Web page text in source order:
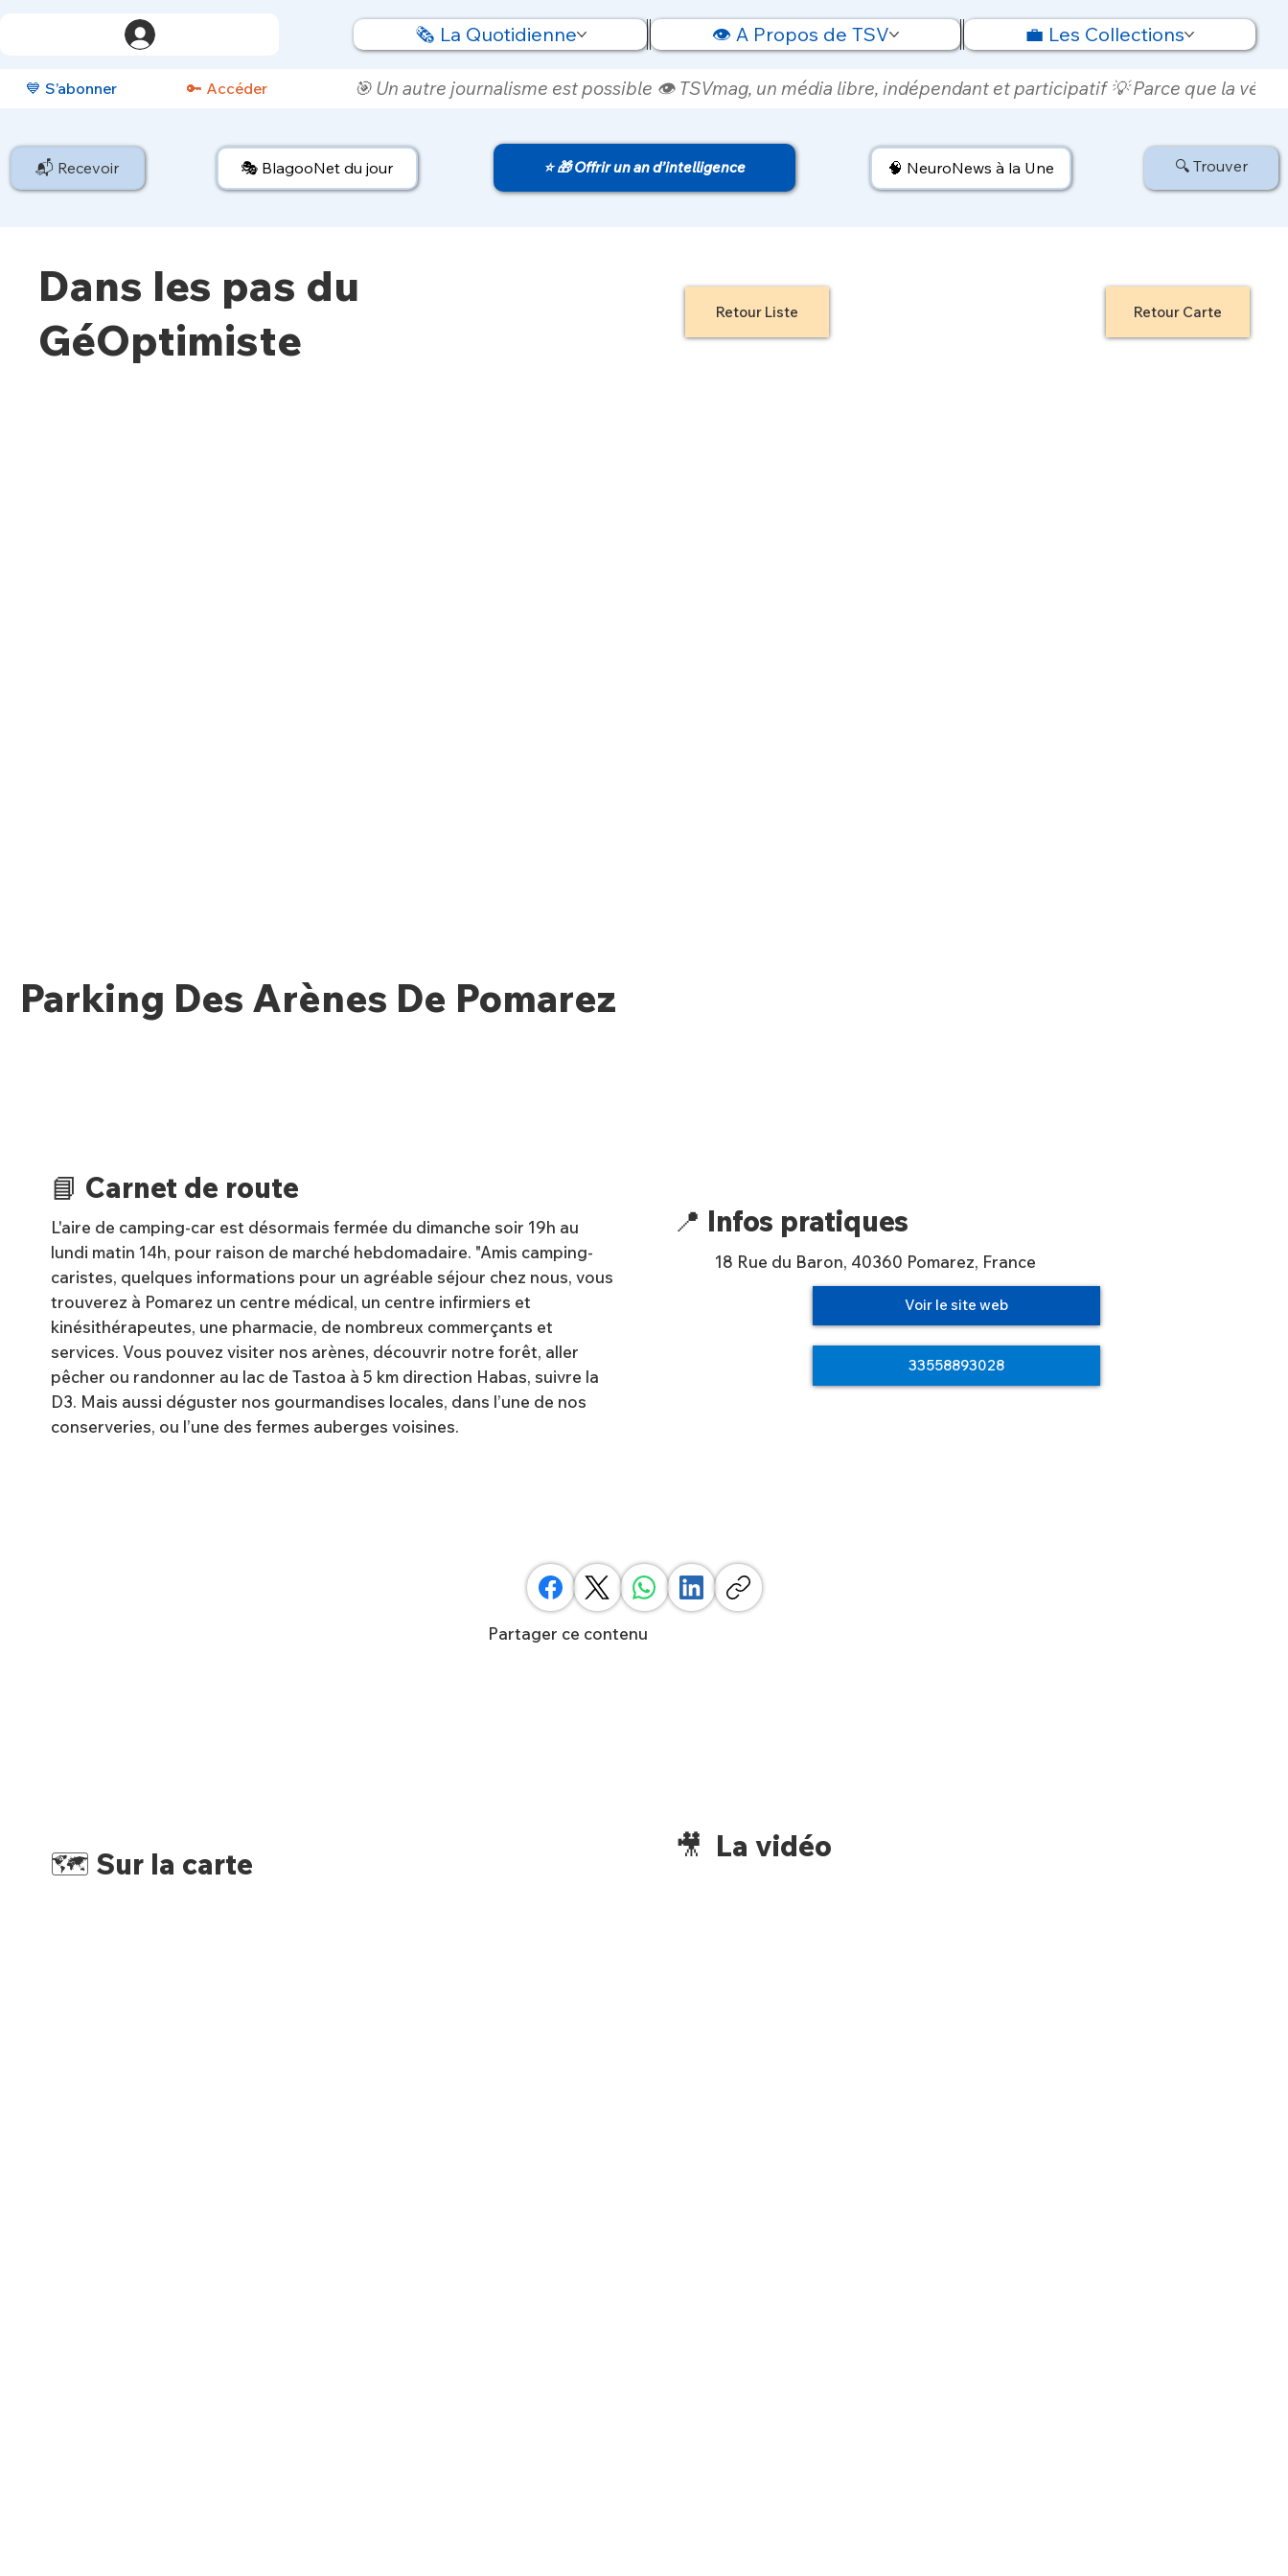
🗞️ La Quotidienne 👁️ A Propos de TSV 💼 Les Collections
💙 S’abonner 🔑 Accéder 🎯 Un autre journalisme est possible 👁️ TSVmag, un média libre, indépendant et participatif 💡 Parce que la
📬 Recevoir 🎭 BlagooNet du jour ⭐ 🎁 Offrir un an d’intelligence 🧠 NeuroNews à la Une 🔍 Trouver
Dans les pas du
GéOptimiste
Retour Liste Retour Carte
Parking Des Arènes De Pomarez
📘 Carnet de route
L'aire de camping-car est désormais fermée du dimanche soir 19h au
lundi matin 14h, pour raison de marché hebdomadaire. "Amis camping-
caristes, quelques informations pour un agréable séjour chez nous, vous
trouverez à Pomarez un centre médical, un centre infirmiers et
kinésithérapeutes, une pharmacie, de nombreux commerçants et
services. Vous pouvez visiter nos arènes, découvrir notre forêt, aller
pêcher ou randonner au lac de Tastoa à 5 km direction Habas, suivre la
D3. Mais aussi déguster nos gourmandises locales, dans l’une de nos
conserveries, ou l’une des fermes auberges voisines.
📍 Infos pratiques
18 Rue du Baron, 40360 Pomarez, France
Voir le site web
33558893028
Partager ce contenu
🗺️ Sur la carte
🎥 La vidéo